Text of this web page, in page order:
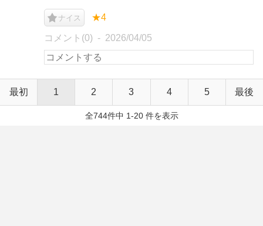
ナイス ★4
コメント(0) 2026/04/05
最初 1 2 3 4 5 最後
全744件中 1-20 件を表示